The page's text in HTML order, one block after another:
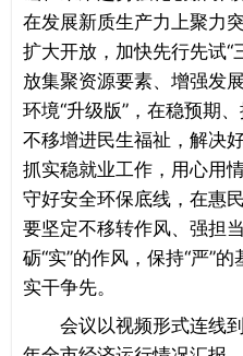
在发展新质生产力上聚力
扩大开放，加快先行先试“
放集聚资源要素、增强发
环境“升级版”，在稳预期
不移增进民生福祉，解决
抓实稳就业工作，用心用
守好安全环保底线，在惠
要坚定不移转作风、强担
砺“实”的作风，保持“严”
实干争先。
会议以视频形式连线